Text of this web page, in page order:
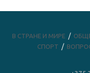
В СТРАНЕ И МИРЕ
СПОРТ